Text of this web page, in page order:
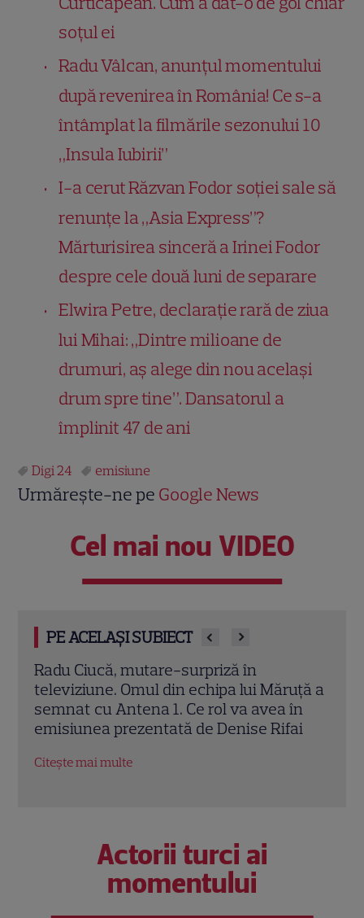
soțul ei
Radu Vâlcan, anunțul momentului
după revenirea în România! Ce s-a
întâmplat la filmările sezonului 10
„Insula Iubirii”
I-a cerut Răzvan Fodor soției sale să
renunțe la „Asia Express”?
Mărturisirea sinceră a Irinei Fodor
despre cele două luni de separare
Elwira Petre, declarație rară de ziua
lui Mihai: „Dintre milioane de
drumuri, aș alege din nou același
drum spre tine”. Dansatorul a
împlinit 47 de ani
Digi 24 emisiune
Urmărește-ne pe Google News
Cel mai nou VIDEO
PE ACELAȘI SUBIECT
Radu Ciucă, mutare-surpriză în
televiziune. Omul din echipa lui Măruță a
semnat cu Antena 1. Ce rol va avea în
emisiunea prezentată de Denise Rifai
Citește mai multe
Actorii turci ai
momentului